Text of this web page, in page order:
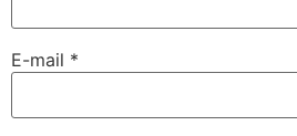
E-mail *